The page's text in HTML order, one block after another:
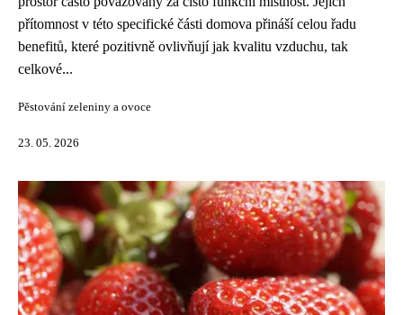
přítomnost v této specifické části domova přináší celou řadu
benefitů, které pozitivně ovlivňují jak kvalitu vzduchu, tak
celkové...
Pěstování zeleniny a ovoce
23. 05. 2026